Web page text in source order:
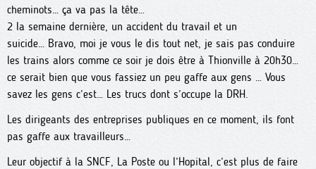
cheminots… ça va pas la tête…
2 la semaine dernière, un accident du travail et un
suicide… Bravo, moi je vous le dis tout net, je sais pas conduire
les trains alors comme ce soir je dois être à Thionville à 20h30…
ce serait bien que vous fassiez un peu gaffe aux gens … Vous
savez les gens c’est… Les trucs dont s’occupe la DRH.
Les dirigeants des entreprises publiques en ce moment, ils font
pas gaffe aux travailleurs…
Leur objectif à la SNCF, La Poste ou l’Hopital, c’est plus de faire